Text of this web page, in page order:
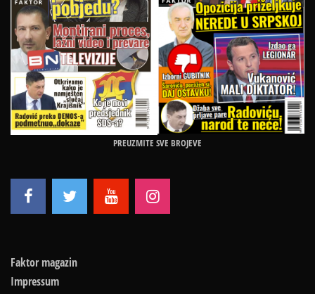
PREUZMITE SVE BROJEVE
Faktor magazin
Impressum